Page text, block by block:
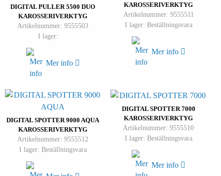
DIGITAL PULLER 5500 DUO
KAROSSERIVERKTYG
Artikelnummer: 9555503
I lager:
Mer info
KAROSSERIVERKTYG
Artikelnummer: 9555511
I lager: Beställningsvara
Mer info
DIGITAL SPOTTER 9000 AQUA
KAROSSERIVERKTYG
Artikelnummer: 9555512
I lager: Beställningsvara
DIGITAL SPOTTER 7000
KAROSSERIVERKTYG
Artikelnummer: 9555510
I lager: Beställningsvara
Mer info